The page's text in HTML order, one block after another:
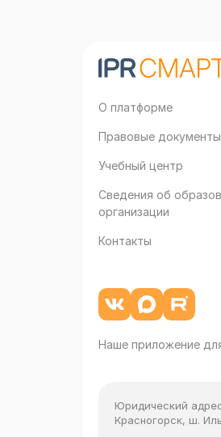
О платформе
Правовые документы
Учебный центр
Сведения об
организации
Контакты
Наше приложение
Юридический
Красногорск, ш.